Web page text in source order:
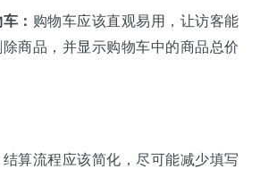
： 购物车应该直观易用，让访客能
商品，并显示购物车中的商品总价
结算流程应该简化，尽可能减少填写